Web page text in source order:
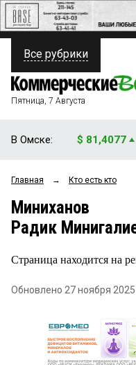
ПОЛИТИКА
ФИНАНСЫ
ОБЩЕСТВО
ЗАКОН
Все рубрики
Пятница, 7 Августа
В Омске: $ 81,4077
Главная → Кто есть кто
Миниханов
Радик
Страница находится на
Обновлено 27 ноября 2025